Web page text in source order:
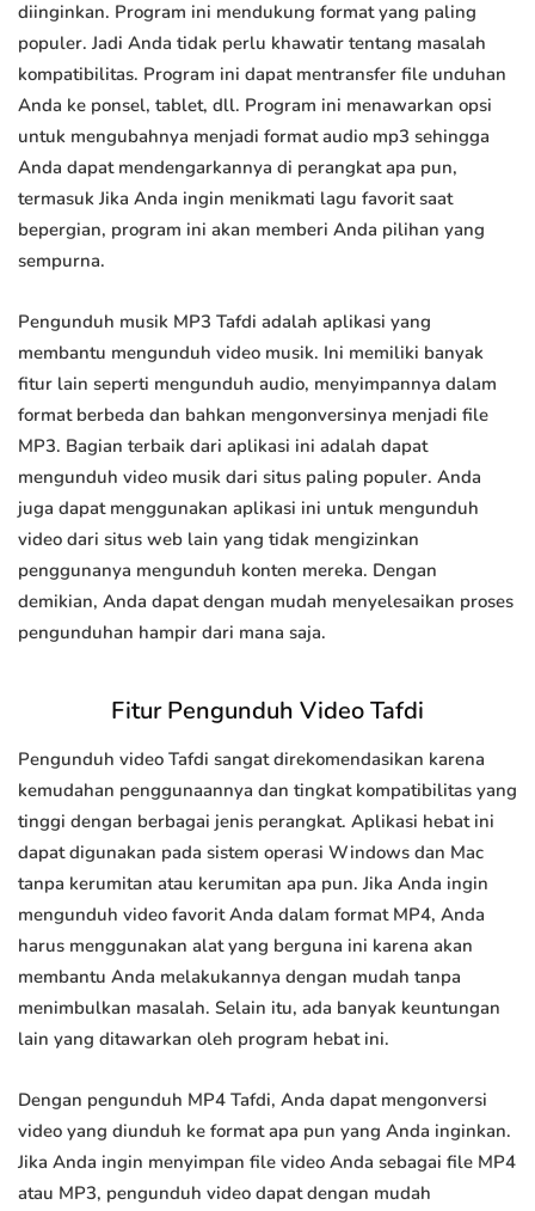
diinginkan. Program ini mendukung format yang paling
populer. Jadi Anda tidak perlu khawatir tentang masalah
kompatibilitas. Program ini dapat mentransfer file unduhan
Anda ke ponsel, tablet, dll. Program ini menawarkan opsi
untuk mengubahnya menjadi format audio mp3 sehingga
Anda dapat mendengarkannya di perangkat apa pun,
termasuk Jika Anda ingin menikmati lagu favorit saat
bepergian, program ini akan memberi Anda pilihan yang
sempurna.
Pengunduh musik MP3 Tafdi adalah aplikasi yang
membantu mengunduh video musik. Ini memiliki banyak
fitur lain seperti mengunduh audio, menyimpannya dalam
format berbeda dan bahkan mengonversinya menjadi file
MP3. Bagian terbaik dari aplikasi ini adalah dapat
mengunduh video musik dari situs paling populer. Anda
juga dapat menggunakan aplikasi ini untuk mengunduh
video dari situs web lain yang tidak mengizinkan
penggunanya mengunduh konten mereka. Dengan
demikian, Anda dapat dengan mudah menyelesaikan proses
pengunduhan hampir dari mana saja.
Fitur Pengunduh Video Tafdi
Pengunduh video Tafdi sangat direkomendasikan karena
kemudahan penggunaannya dan tingkat kompatibilitas yang
tinggi dengan berbagai jenis perangkat. Aplikasi hebat ini
dapat digunakan pada sistem operasi Windows dan Mac
tanpa kerumitan atau kerumitan apa pun. Jika Anda ingin
mengunduh video favorit Anda dalam format MP4, Anda
harus menggunakan alat yang berguna ini karena akan
membantu Anda melakukannya dengan mudah tanpa
menimbulkan masalah. Selain itu, ada banyak keuntungan
lain yang ditawarkan oleh program hebat ini.
Dengan pengunduh MP4 Tafdi, Anda dapat mengonversi
video yang diunduh ke format apa pun yang Anda inginkan.
Jika Anda ingin menyimpan file video Anda sebagai file MP4
atau MP3, pengunduh video dapat dengan mudah